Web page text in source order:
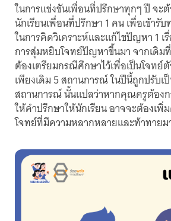
ในการแข่งขันเพื่อนที่ปรึกษาทุกๆ ปี จะ
นักเรียนเพื่อนที่ปรึกษา 1 คน เพื่อเข้ารั
ในการคิดวิเคราะห์และแก้ไขปัญหา 1
การสุ่มหยิบโจทย์ปัญหาขึ้นมา จากเดิม
ต้องเตรียมกรณีศึกษาไว้เพื่อเป็นโจทย์
เพียงเดิม 5 สถานการณ์ ในปีนี้ถูกปรับเ
สถานการณ์ นั้นแปลว่าหากคุณครูต้อง
ให้คำปรึกษาให้นักเรียน อาจจะต้องเพิ่
โจทย์ที่มีความหลากหลายและท้าทาย